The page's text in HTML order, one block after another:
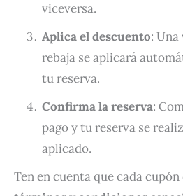
viceversa.
Aplica el descuento: Una
rebaja se aplicará
tu reserva.
Confirma la reserva:
pago y tu reserva se
aplicado.
Ten en cuenta que cada